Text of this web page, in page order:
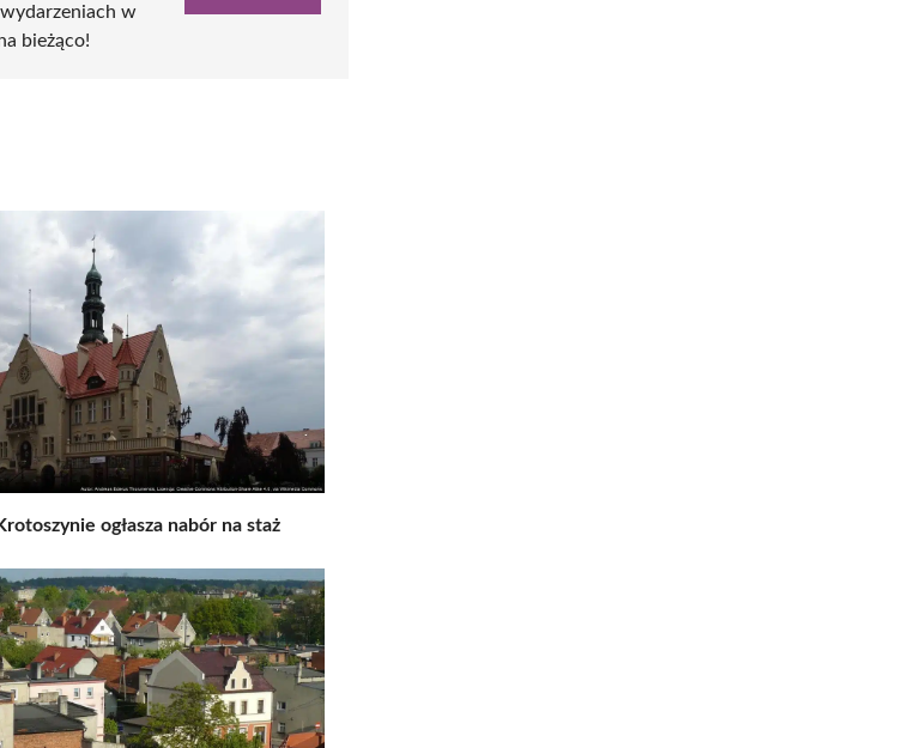
w
bieżąco!
ogłasza nabór na staż